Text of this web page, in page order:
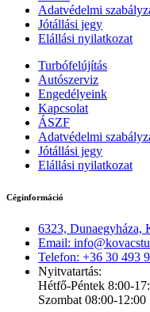
Adatvédelmi
Jótállási jegy
Elállási nyilatkozat
Turbófelújítás
Autószerviz
Engedélyeink
Kapcsolat
ÁSZF
Adatvédelmi
Jótállási jegy
Elállási nyilatkozat
Céginformáció
6323, Dunaegyháza,
Email:
Telefon: +36 30 493
Nyitvatartás:
Hétfő-Péntek 8:00-
Szombat 08:00-12:00